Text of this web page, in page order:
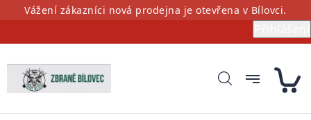
PřejítVážení zákazníci nová prodejna je otevřena v Bílovci.